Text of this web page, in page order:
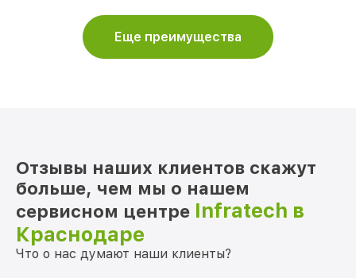
Еще преимущества
Отзывы наших клиентов скажут
больше, чем мы о нашем
сервисном центре Infratech в
Краснодаре
Что о нас думают наши клиенты?